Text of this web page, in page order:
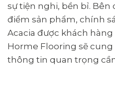
sự tiện nghi, bền bỉ. Bên
điểm sản phẩm, chính
Acacia được khách
Horme Flooring sẽ
thông tin quan trọng